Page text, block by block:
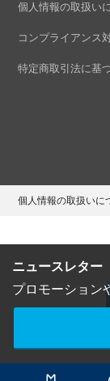
ニュースレター
プロモーション
個人情報の取扱い
コンプライアンス
特定商取引法に基
個人情報の取扱いに